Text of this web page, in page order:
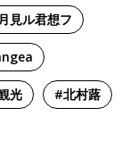
見ル君想フ
光 #北村蕗